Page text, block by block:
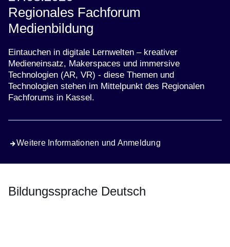
Regionales Fachforum
Medienbildung
Eintauchen in digitale Lernwelten – kreativer
Medieneinsatz, Makerspaces und immersive
Technologien (AR, VR) - diese Themen und
Technologien stehen im Mittelpunkt des Regionalen
Fachforums in Kassel.
Weitere Informationen und Anmeldung
Bildungssprache Deutsch